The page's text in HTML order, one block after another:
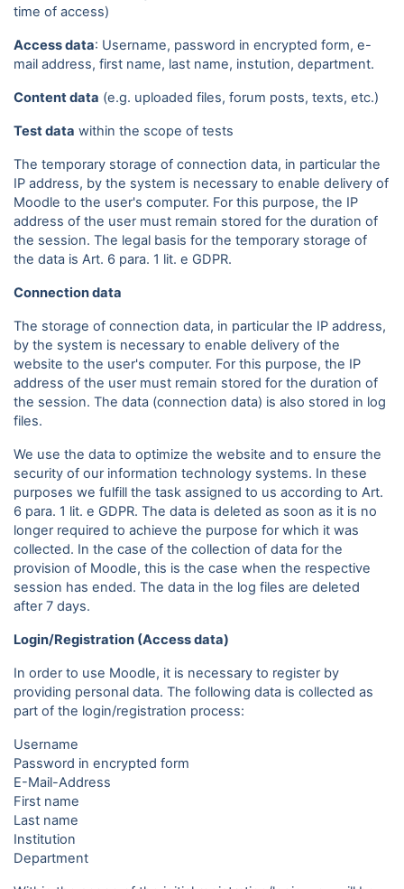
time of access)
Access data: Username, password in encrypted form, e-
mail address, first name, last name, instution, department.
Content data (e.g. uploaded files, forum posts, texts, etc.)
Test data within the scope of tests
The temporary storage of connection data, in particular the
IP address, by the system is necessary to enable delivery of
Moodle to the user's computer. For this purpose, the IP
address of the user must remain stored for the duration of
the session. The legal basis for the temporary storage of
the data is Art. 6 para. 1 lit. e GDPR.
Connection data
The storage of connection data, in particular the IP address,
by the system is necessary to enable delivery of the
website to the user's computer. For this purpose, the IP
address of the user must remain stored for the duration of
the session. The data (connection data) is also stored in log
files.
We use the data to optimize the website and to ensure the
security of our information technology systems. In these
purposes we fulfill the task assigned to us according to Art.
6 para. 1 lit. e GDPR. The data is deleted as soon as it is no
longer required to achieve the purpose for which it was
collected. In the case of the collection of data for the
provision of Moodle, this is the case when the respective
session has ended. The data in the log files are deleted
after 7 days.
Login/Registration (Access data)
In order to use Moodle, it is necessary to register by
providing personal data. The following data is collected as
part of the login/registration process:
Username
Password in encrypted form
E-Mail-Address
First name
Last name
Institution
Department